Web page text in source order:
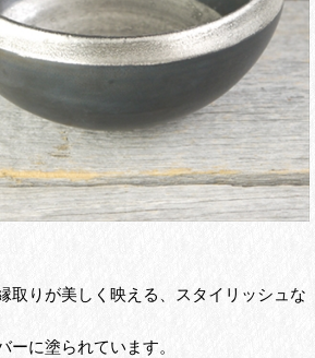
取りが美しく映える、スタイリッシュな
ーに塗られています。